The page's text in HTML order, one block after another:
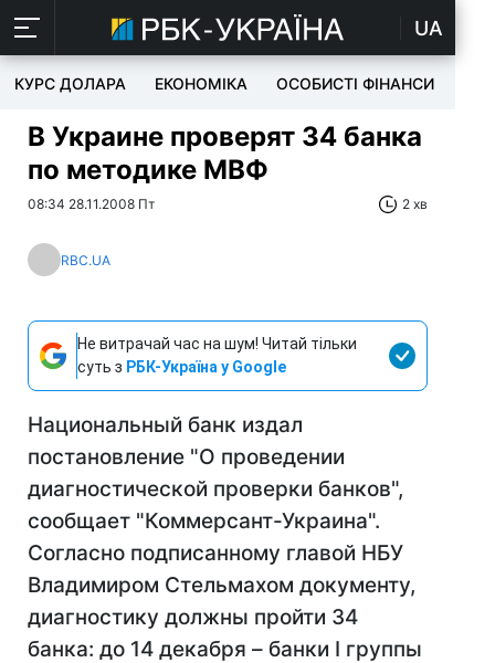
UA
КУРС ДОЛАРА ЕКОНОМІКА ОСОБИСТІ ФІНАНСИ
В Украине проверят 34 банка
по методике МВФ
08:34 28.11.2008 Пт 2 хв
RBC.UA
Не витрачай час на шум! Читай тільки
суть з РБК-Україна у Google
Национальный банк издал
постановление "О проведении
диагностической проверки банков",
сообщает "Коммерсант-Украина".
Согласно подписанному главой НБУ
Владимиром Стельмахом документу,
диагностику должны пройти 34
банка: до 14 декабря – банки I группы